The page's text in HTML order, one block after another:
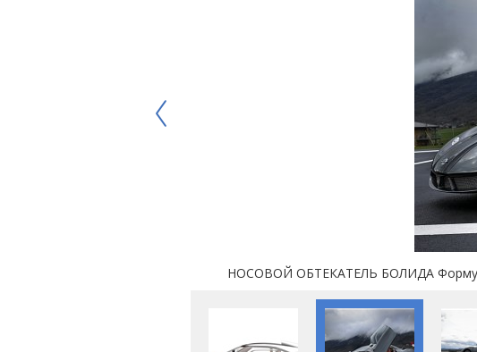
НОСОВОЙ ОБТЕКАТЕЛЬ БОЛИДА